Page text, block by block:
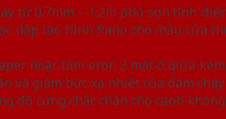
từ 0.7mm – 1.2m phủ sơn tĩnh
dập tạo hình Pano cho mẫu cửa
hoặc tấm eron 2 mặt ở giữa
và giảm bức xạ nhiệt của đám
cứng chắc chắn cho cánh không